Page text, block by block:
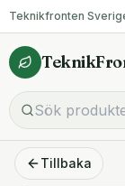
Teknikfronten
Tillbaka